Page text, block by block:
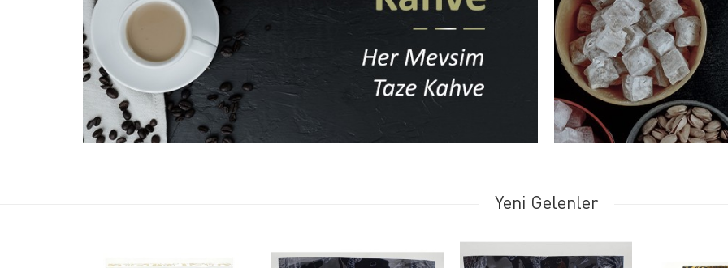
Yeni Gelenler